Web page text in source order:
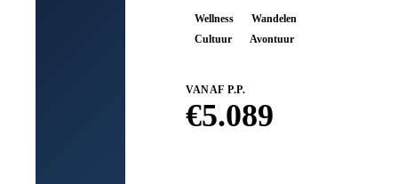
Wellness
Wandelen
Cultuur
Avontuur
VANAF P.P.
€5.089